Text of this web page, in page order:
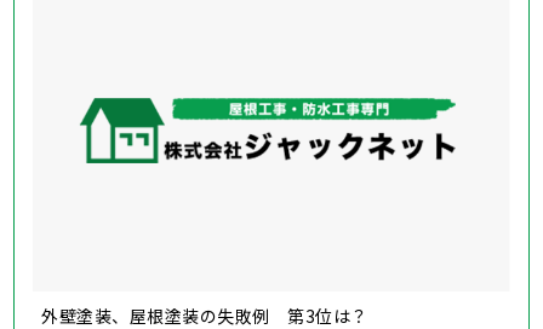
外壁塗装、屋根塗装の失敗例 第3位は？